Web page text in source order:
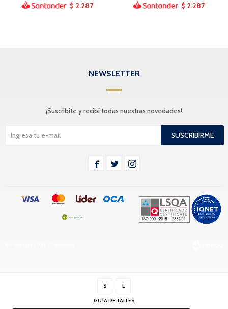
S L
GUÍA DE TALLES
$ 2.287 $ 2.287
NEWSLETTER
¡Suscribite y recibí todas nuestras novedades!
SUSCRIBIRME
  